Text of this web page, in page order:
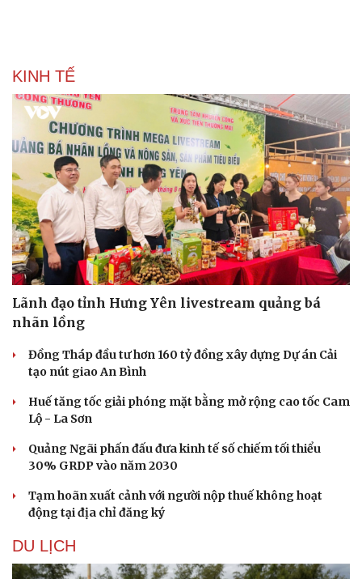
KINH TẾ
Lãnh đạo tỉnh Hưng Yên livestream quảng bá
nhãn lồng
Đồng Tháp đầu tư hơn 160 tỷ đồng xây dựng Dự án Cải
tạo nút giao An Bình
Huế tăng tốc giải phóng mặt bằng mở rộng cao tốc Cam
Lộ - La Sơn
Quảng Ngãi phấn đấu đưa kinh tế số chiếm tối thiểu
30% GRDP vào năm 2030
Tạm hoãn xuất cảnh với người nộp thuế không hoạt
động tại địa chỉ đăng ký
DU LỊCH